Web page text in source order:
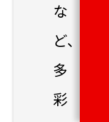
な
ど、
多
彩